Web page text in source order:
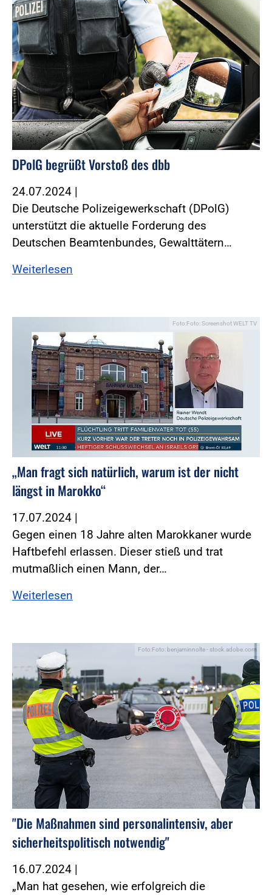
DPolG begrüßt Vorstoß des dbb
24.07.2024 |
Die Deutsche Polizeigewerkschaft (DPolG)
unterstützt die aktuelle Forderung des
Deutschen Beamtenbundes, Gewalttätern…
Weiterlesen
Foto:Foto: Screenshot WELT TV
„Man fragt sich natürlich, warum ist der nicht
längst in Marokko“
17.07.2024 |
Gegen einen 18 Jahre alten Marokkaner wurde
Haftbefehl erlassen. Dieser stieß und trat
mutmaßlich einen Mann, der…
Weiterlesen
Foto:Foto: benjaminnolte - stock.adobe.com
"Die Maßnahmen sind personalintensiv, aber
sicherheitspolitisch notwendig"
16.07.2024 |
„Man hat gesehen, wie erfolgreich die